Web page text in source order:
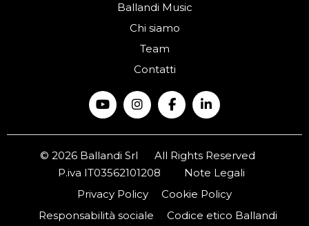
Ballandi Music
Chi siamo
Team
Contatti
© 2026 Ballandi Srl
All Rights Reserved
P.iva IT03562101208
Note Legali
Privacy Policy
Cookie Policy
Responsabilità sociale
Codice etico Ballandi